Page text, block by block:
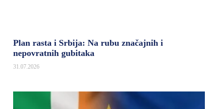
Plan rasta i Srbija: Na rubu značajnih i
nepovratnih gubitaka
31.07.2026